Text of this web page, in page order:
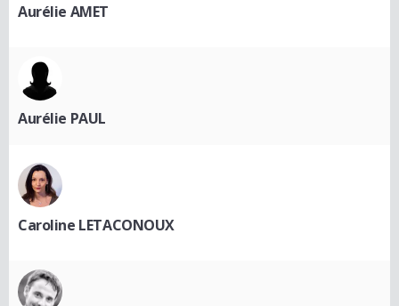
Aurélie AMET
Aurélie PAUL
Caroline LETACONOUX